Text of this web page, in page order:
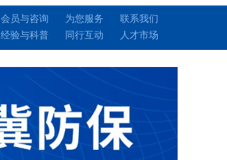
会员与咨询 为您服务
联系我们
经验与科普
同行互动 人才市场